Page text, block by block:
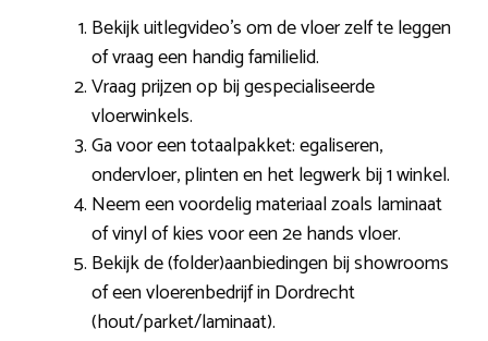
Bekijk uitlegvideo’s om de vloer zelf te leggen
of vraag een handig familielid.
Vraag prijzen op bij gespecialiseerde
vloerwinkels.
Ga voor een totaalpakket: egaliseren,
ondervloer, plinten en het legwerk bij 1 winkel.
Neem een voordelig materiaal zoals laminaat
of vinyl of kies voor een 2e hands vloer.
Bekijk de (folder)aanbiedingen bij showrooms
of een vloerenbedrijf in Dordrecht
(hout/parket/laminaat).